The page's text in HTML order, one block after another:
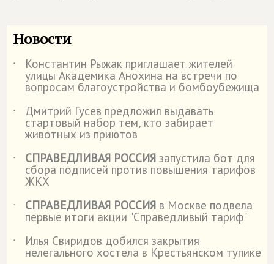
Новости
˙ Константин Рыжак приглашает жителей
улицы Академика Анохина на встречи по
вопросам благоустройства и бомбоубежища
˙
Дмитрий Гусев предложил выдавать
стартовый набор тем, кто забирает
животных из приютов
˙
СПРАВЕДЛИВАЯ РОССИЯ запустила бот для
сбора подписей против повышения тарифов
ЖКХ
˙
СПРАВЕДЛИВАЯ РОССИЯ в Москве подвела
первые итоги акции "Справедливый тариф"
˙
Илья Свиридов добился закрытия
нелегального хостела в Крестьянском тупике